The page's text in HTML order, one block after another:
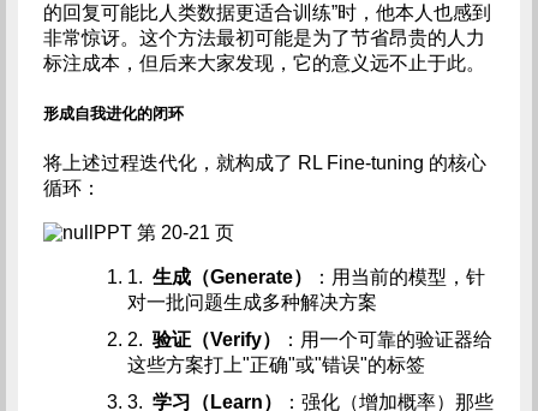
的回复可能比人类数据更适合训练”时，他本人也感到
非常惊讶。这个方法最初可能是为了节省昂贵的人力
标注成本，但后来大家发现，它的意义远不止于此。
形成自我进化的闭环
将上述过程迭代化，就构成了 RL Fine-tuning 的核心
循环：
PPT 第 20-21 页
1. 生成（Generate）
：用当前的模型，针
对一批问题生成多种解决方案
2. 验证（Verify）
：用一个可靠的验证器给
这些方案打上"正确"或"错误"的标签
3. 学习（Learn） ：强化（增加概率）那些